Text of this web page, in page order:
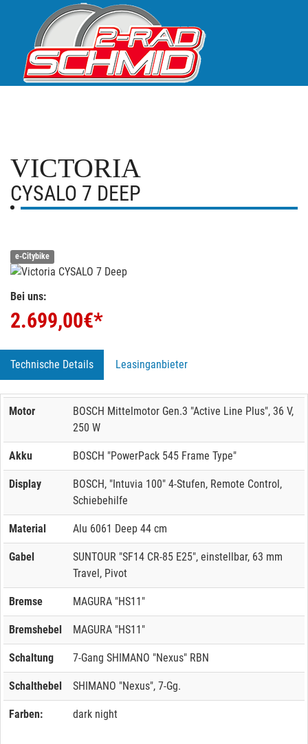
VICTORIA
CYSALO 7 DEEP
e-Citybike
Bei uns:
2.699,00€*
Technische Details Leasinganbieter
Motor
BOSCH Mittelmotor Gen.3 "Active Line Plus", 36 V,
250 W
Akku BOSCH "PowerPack 545 Frame Type"
Display
BOSCH, "Intuvia 100" 4-Stufen, Remote Control,
Schiebehilfe
Material Alu 6061 Deep 44 cm
Gabel
SUNTOUR "SF14 CR-85 E25", einstellbar, 63 mm
Travel, Pivot
Bremse MAGURA "HS11"
Bremshebel MAGURA "HS11"
Schaltung 7-Gang SHIMANO "Nexus" RBN
Schalthebel SHIMANO "Nexus", 7-Gg.
Farben: dark night